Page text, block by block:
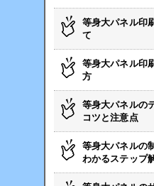
等身大パネル印
て
等身大パネル印
方
等身大パネルの
コツと注意点
等身大パネルの
わかるステップ